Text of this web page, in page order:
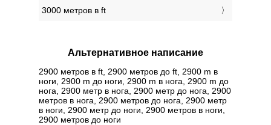
3000 метров в ft
Альтернативное написание
2900 метров в ft, 2900 метров до ft, 2900 m в
ноги, 2900 m до ноги, 2900 m в нога, 2900 m до
нога, 2900 метр в нога, 2900 метр до нога, 2900
метров в нога, 2900 метров до нога, 2900 метр
в ноги, 2900 метр до ноги, 2900 метров в ноги,
2900 метров до ноги